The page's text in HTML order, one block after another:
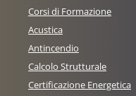
Corsi di Formazione
Acustica
Antincendio
Calcolo Strutturale
Certificazione Energetica